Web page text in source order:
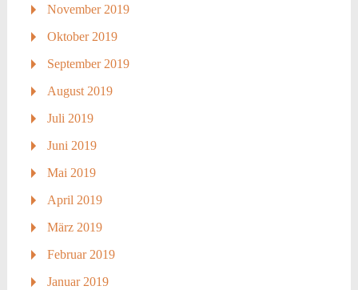
November 2019
Oktober 2019
September 2019
August 2019
Juli 2019
Juni 2019
Mai 2019
April 2019
März 2019
Februar 2019
Januar 2019